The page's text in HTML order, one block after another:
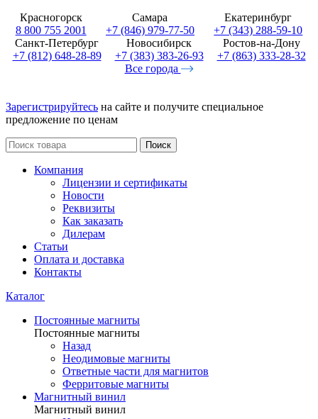
Красногорск
8 800 755 2001
Самара
+7 (846) 979-77-50
Екатеринбург
+7 (343) 288-59-10
Санкт-Петербург
+7 (812) 648-28-89
Новосибирск
+7 (383) 383-26-93
Ростов-на-Дону
+7 (863) 333-28-32
Все города
Зарегистрируйтесь на сайте и получите специальное
предложение по ценам
Поиск
Компания
Лицензии и сертификаты
Новости
Реквизиты
Как заказать
Дилерам
Статьи
Оплата и доставка
Контакты
Каталог
Постоянные магниты
Постоянные магниты
Назад
Неодимовые магниты
Ответные части для магнитов
Ферритовые магниты
Магнитный винил
Магнитный винил